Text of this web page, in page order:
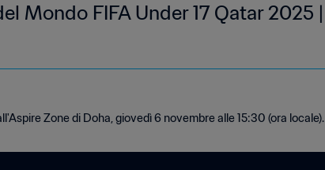
Mondo FIFA Under 17 Qatar 2025 |
Zone di Doha, giovedì 6 novembre alle 15:30 (ora locale).